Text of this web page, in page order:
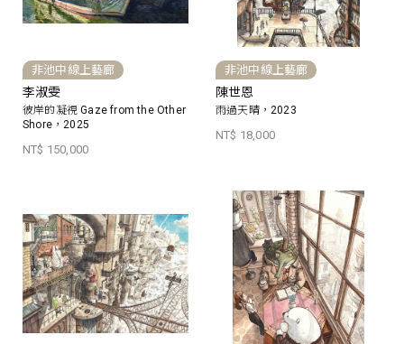
非池中線上藝廊
李淑雯
彼岸的凝視 Gaze from the Other
Shore，2025
NT$ 150,000
非池中線上藝廊
陳世恩
雨過天晴，2023
NT$ 18,000